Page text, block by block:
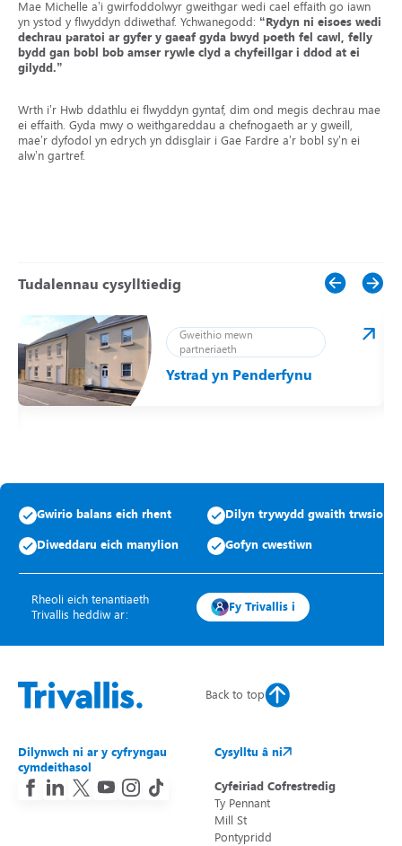
Mae Michelle a’i gwirfoddolwyr gweithgar wedi cael effaith go iawn
yn ystod y flwyddyn ddiwethaf. Ychwanegodd: “Rydyn ni eisoes wedi
dechrau paratoi ar gyfer y gaeaf gyda bwyd poeth fel cawl, felly
bydd gan bobl bob amser rywle clyd a chyfeillgar i ddod at ei
gilydd.”
Wrth i’r Hwb ddathlu ei flwyddyn gyntaf, dim ond megis dechrau mae
ei effaith. Gyda mwy o weithgareddau a chefnogaeth ar y gweill,
mae’r dyfodol yn edrych yn ddisglair i Gae Fardre a’r bobl sy’n ei
alw’n gartref.
Tudalennau cysylltiedig
Gweithio mewn
partneriaeth
Ystrad yn Penderfynu
Gwirio balans eich rhent Dilyn trywydd gwaith trwsio
Diweddaru eich manylion Gofyn cwestiwn
Rheoli eich tenantiaeth
Trivallis heddiw ar:
Fy Trivallis i
Back to top
Dilynwch ni ar y cyfryngau
cymdeithasol
Cysylltu â ni
Cyfeiriad Cofrestredig
Ty Pennant
Mill St
Pontypridd